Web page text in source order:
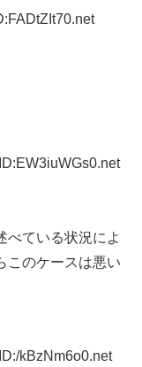
べている状況によ
このケースは悪い
kBzNm6o0.net